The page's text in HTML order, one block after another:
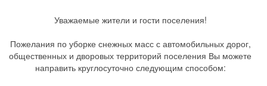
Уважаемые жители и гости поселения!
Пожелания по уборке снежных масс с автомобильных дорог,
общественных и дворовых территорий поселения Вы можете
направить круглосуточно следующим способом: